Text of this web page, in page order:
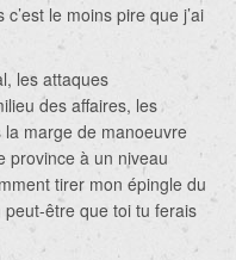
le moins pire que j’ai
les attaques
des affaires, les
la marge de manoeuvre
province à un niveau
tirer mon épingle du
être que toi tu ferais